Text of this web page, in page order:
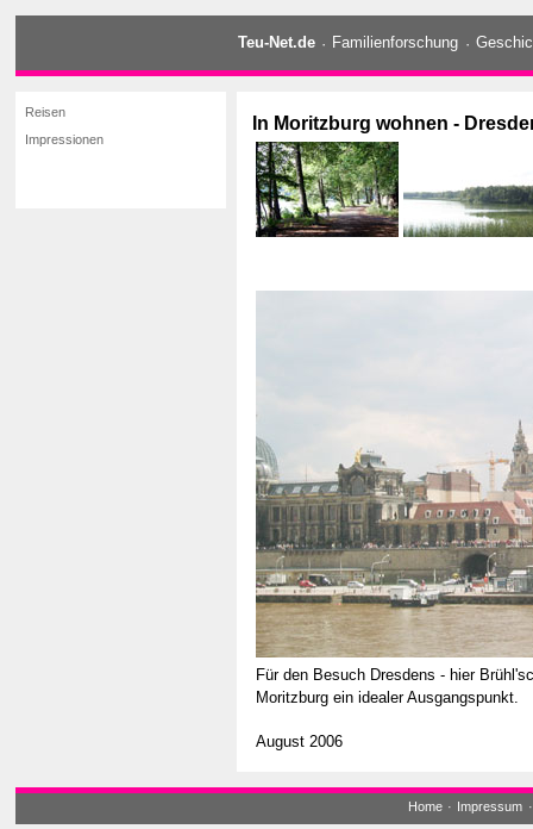
Teu-Net.de · Familienforschung ·
Reisen
Impressionen
In Moritzburg wohnen -
Für den Besuch Dresdens - hier
Moritzburg ein idealer Ausgangspunkt.
August 2006
Home · Impressum